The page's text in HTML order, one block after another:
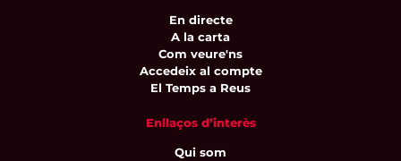
En directe
A la carta
Com veure'ns
Accedeix al compte
El Temps a Reus
Enllaços d’interès
Qui som